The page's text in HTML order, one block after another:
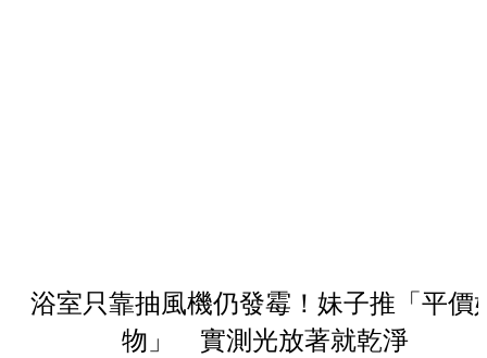
浴室只靠抽風機仍發霉！妹子推「平價
物」 實測光放著就乾淨